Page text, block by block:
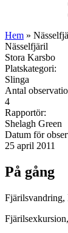
Hem »
Nässelfjäril
Stora Karsbo
Platskategori:
Slinga
Antal
4
Rapportör:
Shelagh Green
Datum för
25 april 2011
På gång
Fjärilsvandring,